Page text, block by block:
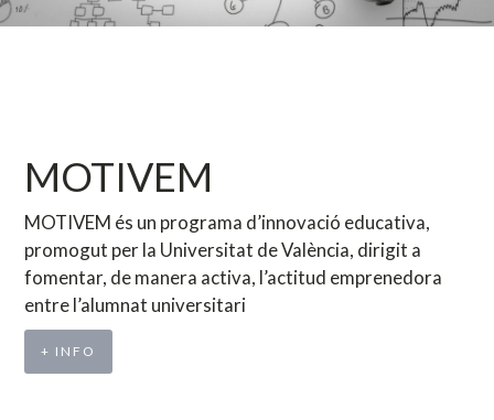
MOTIVEM
MOTIVEM és un programa d’innovació educativa,
promogut per la Universitat de València, dirigit a
fomentar, de manera activa, l’actitud emprenedora
entre l’alumnat universitari
+ INFO